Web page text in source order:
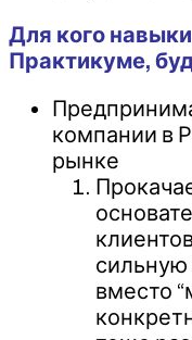
Для кого
Практикуме,
компании в
рынке
сильную
вместо